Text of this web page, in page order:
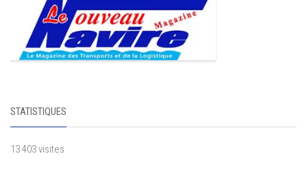
STATISTIQUES
13 403 visites